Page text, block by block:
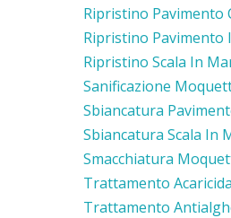
Ripristino Pavimento
Ripristino Pavimento
Ripristino Scala In
Sanificazione
Sbiancatura
Sbiancatura Scala In
Smacchiatura
Trattamento
Trattamento